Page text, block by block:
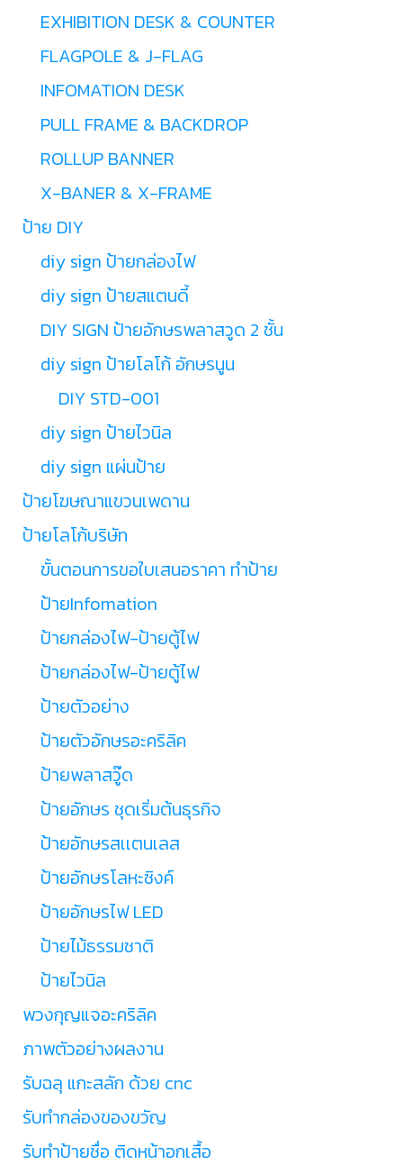
EXHIBITION DESK & COUNTER
FLAGPOLE & J-FLAG
INFOMATION DESK
PULL FRAME & BACKDROP
ROLLUP BANNER
X-BANER & X-FRAME
ป้าย DIY
diy sign ป้ายกล่องไฟ
diy sign ป้ายสแตนดี้
DIY SIGN ป้ายอักษรพลาสวูด 2 ชั้น
diy sign ป้ายโลโก้ อักษรนูน
DIY STD-001
diy sign ป้ายไวนิล
diy sign แผ่นป้าย
ป้ายโฆษณาแขวนเพดาน
ป้ายโลโก้บริษัท
ขั้นตอนการขอใบเสนอราคา ทำป้าย
ป้ายInfomation
ป้ายกล่องไฟ-ป้ายตู้ไฟ
ป้ายกล่องไฟ-ป้ายตู้ไฟ
ป้ายตัวอย่าง
ป้ายตัวอักษรอะคริลิค
ป้ายพลาสวู๊ด
ป้ายอักษร ชุดเริ่มต้นธุรกิจ
ป้ายอักษรสเเตนเลส
ป้ายอักษรโลหะซิงค์
ป้ายอักษรไฟ LED
ป้ายไม้ธรรมชาติ
ป้ายไวนิล
พวงกุญแจอะคริลิค
ภาพตัวอย่างผลงาน
รับฉลุ แกะสลัก ด้วย cnc
รับทำกล่องของขวัญ
รับทำป้ายชื่อ ติดหน้าอกเสื้อ